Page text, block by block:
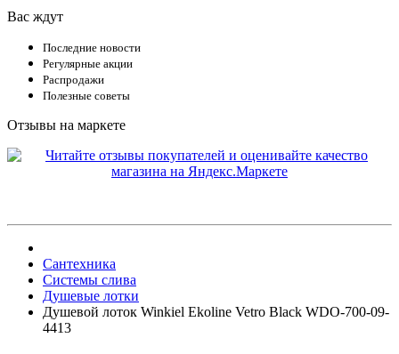
Вас ждут
Последние новости
Регулярные акции
Распродажи
Полезные советы
Отзывы на маркете
Сантехника
Системы слива
Душевые лотки
Душевой лоток Winkiel Ekoline Vetro Black WDO-700-09-
4413